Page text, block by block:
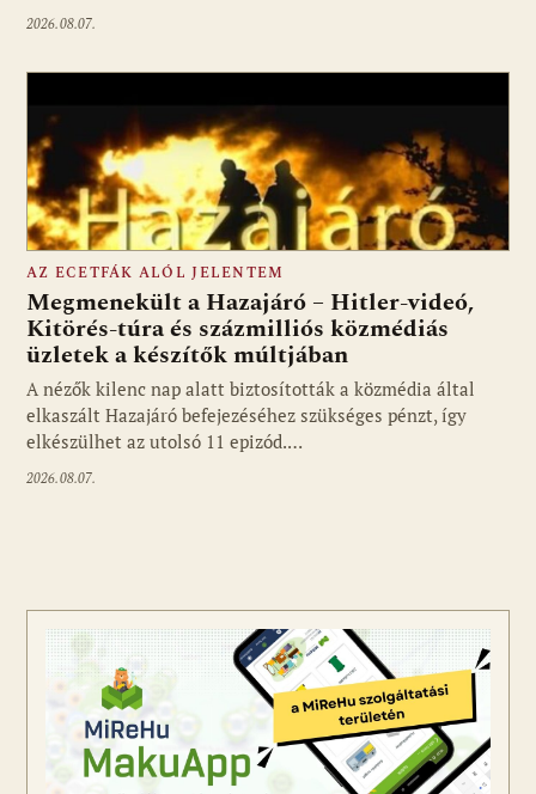
2026.08.07.
Fotó: media1.hu
AZ ECETFÁK ALÓL JELENTEM
Megmenekült a Hazajáró – Hitler-videó,
Kitörés-túra és százmilliós közmédiás
üzletek a készítők múltjában
A nézők kilenc nap alatt biztosították a közmédia által
elkaszált Hazajáró befejezéséhez szükséges pénzt, így
elkészülhet az utolsó 11 epizód.…
2026.08.07.